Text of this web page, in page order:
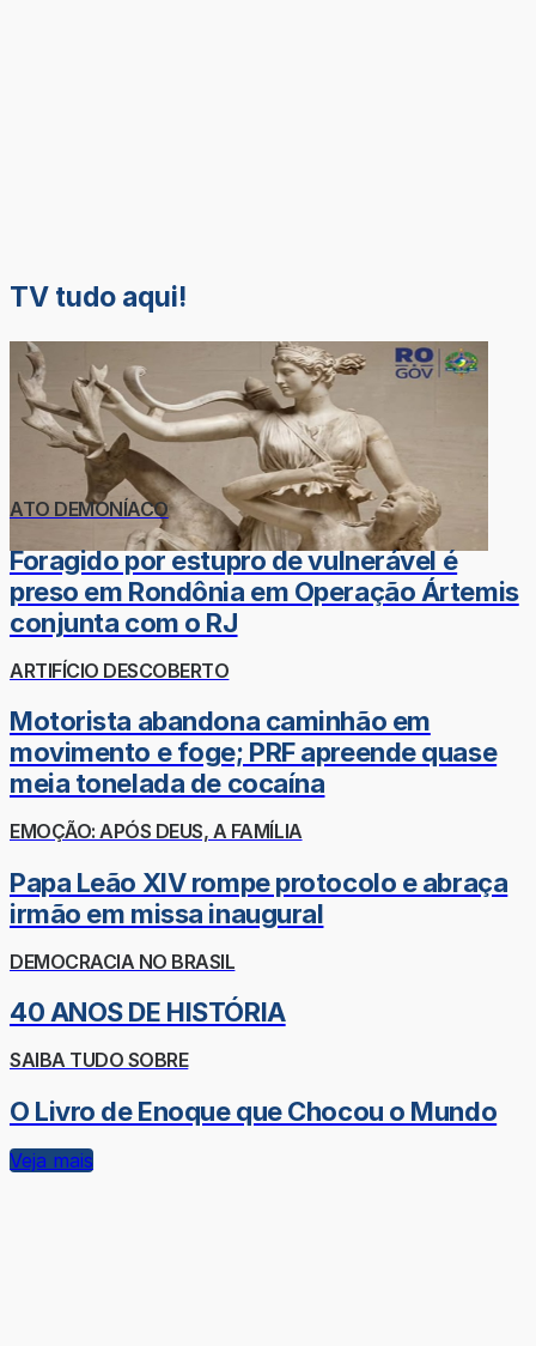
TV tudo aqui!
ATO DEMONÍACO
Foragido por estupro de vulnerável é
preso em Rondônia em Operação Ártemis
conjunta com o RJ
ARTIFÍCIO DESCOBERTO
Motorista abandona caminhão em
movimento e foge; PRF apreende quase
meia tonelada de cocaína
EMOÇÃO: APÓS DEUS, A FAMÍLIA
Papa Leão XIV rompe protocolo e abraça
irmão em missa inaugural
DEMOCRACIA NO BRASIL
40 ANOS DE HISTÓRIA
SAIBA TUDO SOBRE
O Livro de Enoque que Chocou o Mundo
Veja mais